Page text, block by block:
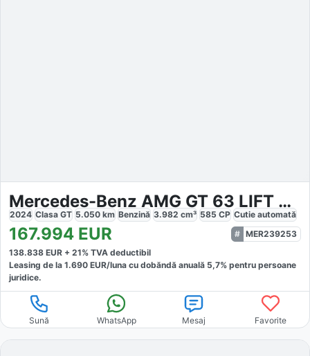
Mercedes-Benz AMG GT 63 LIFT AERO PERF.SITZ 360 BURM
2024 Clasa GT 5.050 km Benzină 3.982 cm³ 585 CP Cutie automată
167.994 EUR
MER239253
138.838 EUR + 21% TVA deductibil
Leasing de la 1.690 EUR/luna cu dobăndă anuală 5,7% pentru persoane
juridice.
Sună WhatsApp Mesaj Favorite